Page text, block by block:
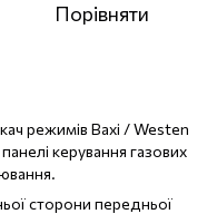
Порівняти
режимів Baxi / Westen
керування газових
сторони передньої